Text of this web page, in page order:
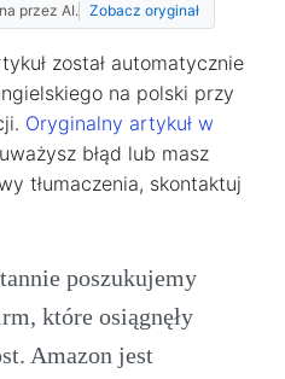
przez AI. Zobacz oryginał
został automatycznie
na polski przy
Oryginalny artykuł w
błąd lub masz
tłumaczenia, skontaktuj
poszukujemy
które osiągnęły
Amazon jest